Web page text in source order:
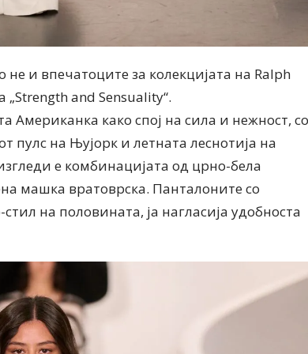
и впечатоците за колекцијата на Ralph
„Strength and Sensuality“.
Американка како спој на сила и нежност, со
пулс на Њујорк и летната леснотија на
е комбинацијата од црно-бела
машка вратоврска. Панталоните со
на половината, ја нагласија удобноста